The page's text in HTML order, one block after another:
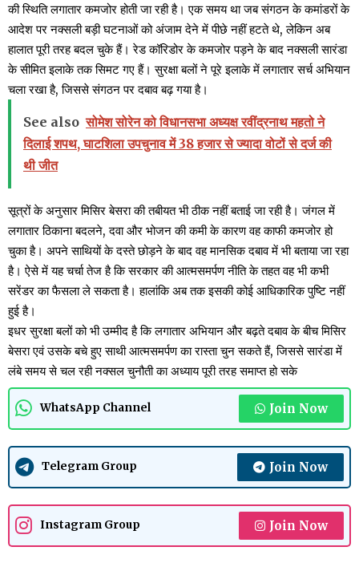
की स्थिति लगातार कमजोर होती जा रही है। एक समय था जब संगठन के कमांडरों के
आदेश पर नक्सली बड़ी घटनाओं को अंजाम देने में पीछे नहीं हटते थे, लेकिन अब
हालात पूरी तरह बदल चुके हैं। रेड कॉरिडोर के कमजोर पड़ने के बाद नक्सली सारंडा
के सीमित इलाके तक सिमट गए हैं। सुरक्षा बलों ने पूरे इलाके में लगातार सर्च अभियान
चला रखा है, जिससे संगठन पर दबाव बढ़ गया है।
See also सोमेश सोरेन को विधानसभा अध्यक्ष रवींद्रनाथ महतो ने
दिलाई शपथ, घाटशिला उपचुनाव में 38 हजार से ज्यादा वोटों से दर्ज की
थी जीत
सूत्रों के अनुसार मिसिर बेसरा की तबीयत भी ठीक नहीं बताई जा रही है। जंगल में
लगातार ठिकाना बदलने, दवा और भोजन की कमी के कारण वह काफी कमजोर हो
चुका है। अपने साथियों के दस्ते छोड़ने के बाद वह मानसिक दबाव में भी बताया जा रहा
है। ऐसे में यह चर्चा तेज है कि सरकार की आत्मसमर्पण नीति के तहत वह भी कभी
सरेंडर का फैसला ले सकता है। हालांकि अब तक इसकी कोई आधिकारिक पुष्टि नहीं
हुई है।
इधर सुरक्षा बलों को भी उम्मीद है कि लगातार अभियान और बढ़ते दबाव के बीच मिसिर
बेसरा एवं उसके बचे हुए साथी आत्मसमर्पण का रास्ता चुन सकते हैं, जिससे सारंडा में
लंबे समय से चल रही नक्सल चुनौती का अध्याय पूरी तरह समाप्त हो सके
WhatsApp Channel Join Now
Telegram Group Join Now
Instagram Group Join Now